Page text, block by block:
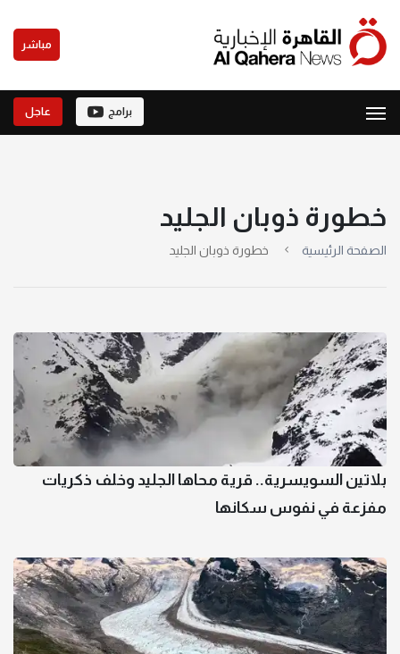
مباشر
برامج عاجل
خطورة ذوبان الجليد
الصفحة الرئيسية خطورة ذوبان الجليد
بلاتين السويسرية.. قرية محاها الجليد وخلف ذكريات
مفزعة في نفوس سكانها